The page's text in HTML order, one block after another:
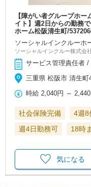
【障がい者グループホ
イト】週2日からの勤務
ホーム松阪清生町/
ソーシャルインクルーホ
ソーシャルインクルー株式会
サービス管理責任者 /
三重県 松阪市 清生町
時給 2,040円 ～
社会保険完備 4週8
週4日勤務可
18時
気になる